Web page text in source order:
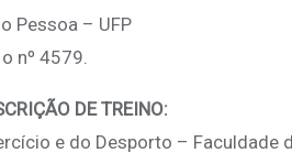
Pessoa – UFP
nº 4579.
DE TREINO:
e do Desporto – Faculdade